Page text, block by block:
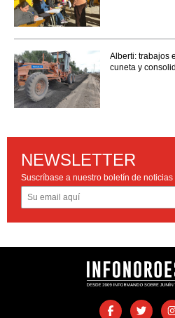
Alberti: trabajos
cuneta y
NEWSLETTER
Suscríbase a nuestro boletín de noticias